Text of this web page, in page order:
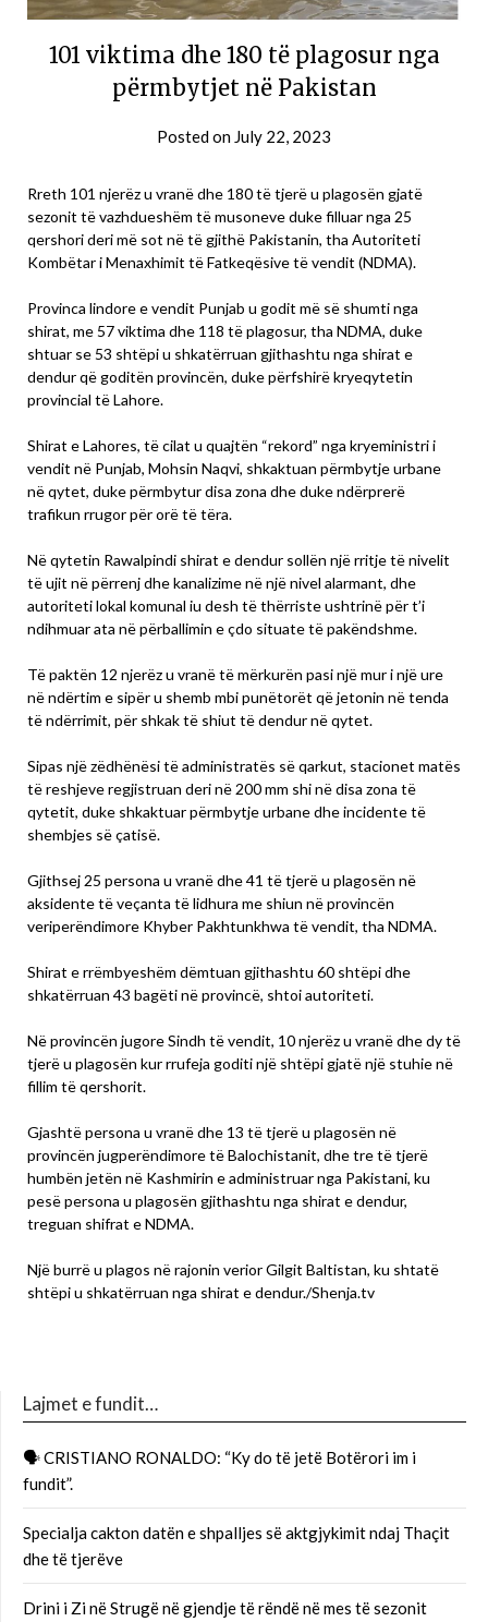
101 viktima dhe 180 të plagosur nga
përmbytjet në Pakistan
Posted on July 22, 2023
Rreth 101 njerëz u vranë dhe 180 të tjerë u plagosën gjatë
sezonit të vazhdueshëm të musoneve duke filluar nga 25
qershori deri më sot në të gjithë Pakistanin, tha Autoriteti
Kombëtar i Menaxhimit të Fatkeqësive të vendit (NDMA).
Provinca lindore e vendit Punjab u godit më së shumti nga
shirat, me 57 viktima dhe 118 të plagosur, tha NDMA, duke
shtuar se 53 shtëpi u shkatërruan gjithashtu nga shirat e
dendur që goditën provincën, duke përfshirë kryeqytetin
provincial të Lahore.
Shirat e Lahores, të cilat u quajtën “rekord” nga kryeministri i
vendit në Punjab, Mohsin Naqvi, shkaktuan përmbytje urbane
në qytet, duke përmbytur disa zona dhe duke ndërprerë
trafikun rrugor për orë të tëra.
Në qytetin Rawalpindi shirat e dendur sollën një rritje të nivelit
të ujit në përrenj dhe kanalizime në një nivel alarmant, dhe
autoriteti lokal komunal iu desh të thërriste ushtrinë për t’i
ndihmuar ata në përballimin e çdo situate të pakëndshme.
Të paktën 12 njerëz u vranë të mërkurën pasi një mur i një ure
në ndërtim e sipër u shemb mbi punëtorët që jetonin në tenda
të ndërrimit, për shkak të shiut të dendur në qytet.
Sipas një zëdhënësi të administratës së qarkut, stacionet matës
të reshjeve regjistruan deri në 200 mm shi në disa zona të
qytetit, duke shkaktuar përmbytje urbane dhe incidente të
shembjes së çatisë.
Gjithsej 25 persona u vranë dhe 41 të tjerë u plagosën në
aksidente të veçanta të lidhura me shiun në provincën
veriperëndimore Khyber Pakhtunkhwa të vendit, tha NDMA.
Shirat e rrëmbyeshëm dëmtuan gjithashtu 60 shtëpi dhe
shkatërruan 43 bagëti në provincë, shtoi autoriteti.
Në provincën jugore Sindh të vendit, 10 njerëz u vranë dhe dy të
tjerë u plagosën kur rrufeja goditi një shtëpi gjatë një stuhie në
fillim të qershorit.
Gjashtë persona u vranë dhe 13 të tjerë u plagosën në
provincën jugperëndimore të Balochistanit, dhe tre të tjerë
humbën jetën në Kashmirin e administruar nga Pakistani, ku
pesë persona u plagosën gjithashtu nga shirat e dendur,
treguan shifrat e NDMA.
Një burrë u plagos në rajonin verior Gilgit Baltistan, ku shtatë
shtëpi u shkatërruan nga shirat e dendur./Shenja.tv
Lajmet e fundit…
🗣 CRISTIANO RONALDO: “Ky do të jetë Botërori im i
fundit”.
Specialja cakton datën e shpalljes së aktgjykimit ndaj Thaçit
dhe të tjerëve
Drini i Zi në Strugë në gjendje të rëndë në mes të sezonit